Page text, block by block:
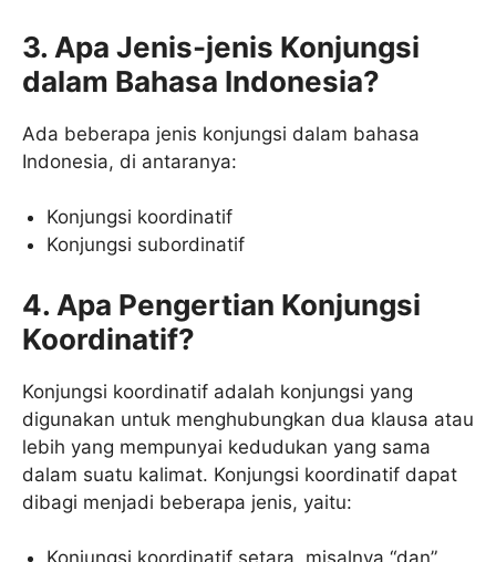
3. Apa Jenis-jenis Konjungsi
dalam Bahasa Indonesia?
Ada beberapa jenis konjungsi dalam bahasa
Indonesia, di antaranya:
Konjungsi koordinatif
Konjungsi subordinatif
4. Apa Pengertian Konjungsi
Koordinatif?
Konjungsi koordinatif adalah konjungsi yang
digunakan untuk menghubungkan dua klausa atau
lebih yang mempunyai kedudukan yang sama
dalam suatu kalimat. Konjungsi koordinatif dapat
dibagi menjadi beberapa jenis, yaitu: